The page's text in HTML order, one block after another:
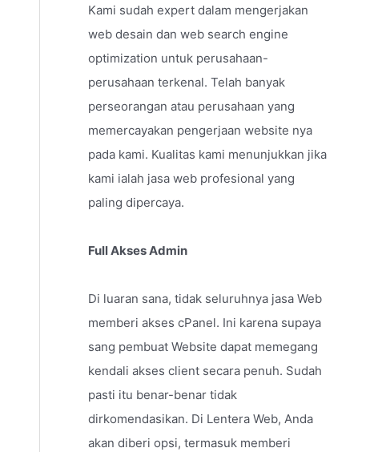
Kami sudah expert dalam mengerjakan
web desain dan web search engine
optimization untuk perusahaan-
perusahaan terkenal. Telah banyak
perseorangan atau perusahaan yang
memercayakan pengerjaan website nya
pada kami. Kualitas kami menunjukkan jika
kami ialah jasa web profesional yang
paling dipercaya.
Full Akses Admin
Di luaran sana, tidak seluruhnya jasa Web
memberi akses cPanel. Ini karena supaya
sang pembuat Website dapat memegang
kendali akses client secara penuh. Sudah
pasti itu benar-benar tidak
dirkomendasikan. Di Lentera Web, Anda
akan diberi opsi, termasuk memberi